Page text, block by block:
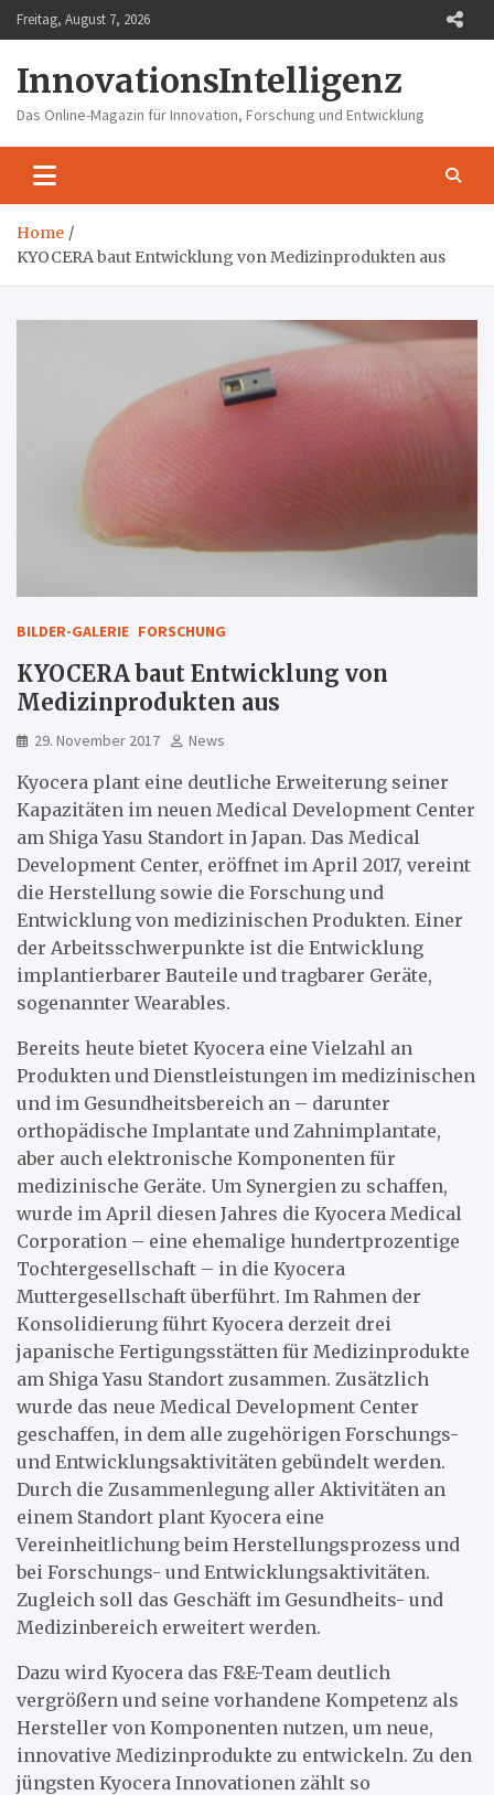
Skip
to
Freitag, August 7, 2026
InnovationsIntelligenz
Das Online-Magazin für Innovation, Forschung und Entwicklung
Home
KYOCERA baut Entwicklung von Medizinprodukten aus
BILDER-GALERIE FORSCHUNG
KYOCERA baut Entwicklung von
Medizinprodukten aus
29. November 2017 News
Kyocera plant eine deutliche Erweiterung seiner
Kapazitäten im neuen Medical Development Center
am Shiga Yasu Standort in Japan. Das Medical
Development Center, eröffnet im April 2017, vereint
die Herstellung sowie die Forschung und
Entwicklung von medizinischen Produkten. Einer
der Arbeitsschwerpunkte ist die Entwicklung
implantierbarer Bauteile und tragbarer Geräte,
sogenannter Wearables.
Bereits heute bietet Kyocera eine Vielzahl an
Produkten und Dienstleistungen im medizinischen
und im Gesundheitsbereich an – darunter
orthopädische Implantate und Zahnimplantate,
aber auch elektronische Komponenten für
medizinische Geräte. Um Synergien zu schaffen,
wurde im April diesen Jahres die Kyocera Medical
Corporation – eine ehemalige hundertprozentige
Tochtergesellschaft – in die Kyocera
Muttergesellschaft überführt. Im Rahmen der
Konsolidierung führt Kyocera derzeit drei
japanische Fertigungsstätten für Medizinprodukte
am Shiga Yasu Standort zusammen. Zusätzlich
wurde das neue Medical Development Center
geschaffen, in dem alle zugehörigen Forschungs-
und Entwicklungsaktivitäten gebündelt werden.
Durch die Zusammenlegung aller Aktivitäten an
einem Standort plant Kyocera eine
Vereinheitlichung beim Herstellungsprozess und
bei Forschungs- und Entwicklungsaktivitäten.
Zugleich soll das Geschäft im Gesundheits- und
Medizinbereich erweitert werden.
Dazu wird Kyocera das F&E-Team deutlich
vergrößern und seine vorhandene Kompetenz als
Hersteller von Komponenten nutzen, um neue,
innovative Medizinprodukte zu entwickeln. Zu den
jüngsten Kyocera Innovationen zählt so